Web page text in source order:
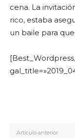
cena. La
rico, estaba
un baile para
Artículo anterior